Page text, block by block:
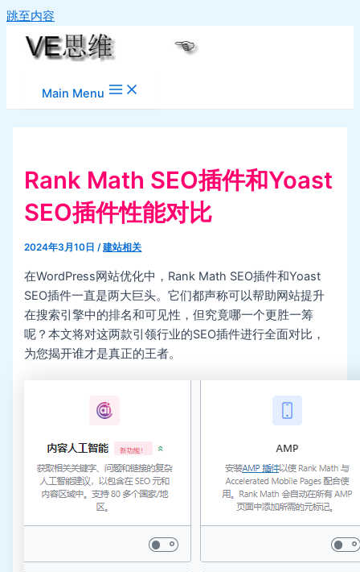
跳至内容
Main Menu
Rank Math SEO插件和Yoast⁤
SEO插件性能对比
2024年3月10日/建站相关
在WordPress网站优化中，Rank Math SEO插件和Yoast⁤
SEO插件一直是两大巨头。它们都声称可以帮助网站提升
在搜索引擎中的排名和可见性，但究竟哪一个更胜一筹
呢？本文将对这两款引领行业的SEO插件进行全面对比，
为您揭开谁才是真正的王者。